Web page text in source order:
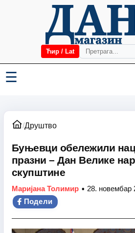
Ћир / Lat
☰
/Друштво
Буњевци обележили
празни – Дан Велике
скупштине
Маријана Толимир • 28. новембар
Подели